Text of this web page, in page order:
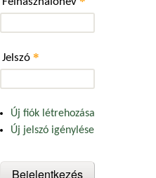
Jelszó *
Új fiók létrehozása
Új jelszó igénylése